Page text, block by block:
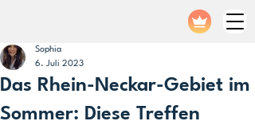
Das Rhein-Neckar-Gebiet im
Sommer: Diese Treffen
Sophia
6. Juli 2023